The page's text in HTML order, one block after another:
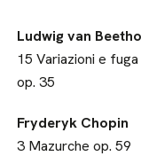
Ludwig van
15 Variazioni e
op. 35
Fryderyk Chopin
3 Mazurche op. 59